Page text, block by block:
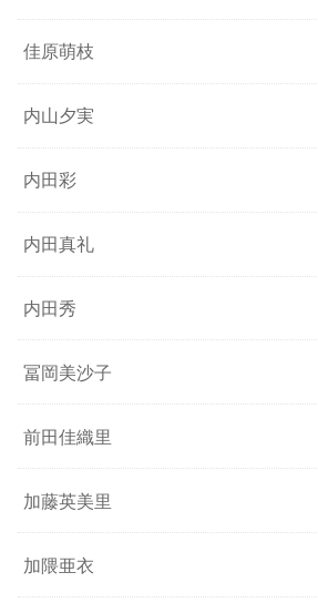
佳原萌枝
内山夕実
内田彩
内田真礼
内田秀
冨岡美沙子
前田佳織里
加藤英美里
加隈亜衣